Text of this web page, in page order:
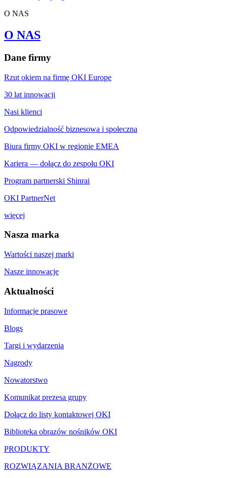
O NAS
O NAS
Dane firmy
Rzut okiem na firmę OKI Europe
30 lat innowacji
Nasi klienci
Odpowiedzialność biznesowa i społeczna
Biura firmy OKI w regionie EMEA
Kariera — dołącz do zespołu OKI
Program partnerski Shinrai
OKI PartnerNet
więcej
Nasza marka
Wartości naszej marki
Nasze innowacje
Aktualności
Informacje prasowe
Blogs
Targi i wydarzenia
Nagrody
Nowatorstwo
Komunikat prezesa grupy
Dołącz do listy kontaktowej OKI
Biblioteka obrazów nośników OKI
PRODUKTY
ROZWIĄZANIA BRANŻOWE